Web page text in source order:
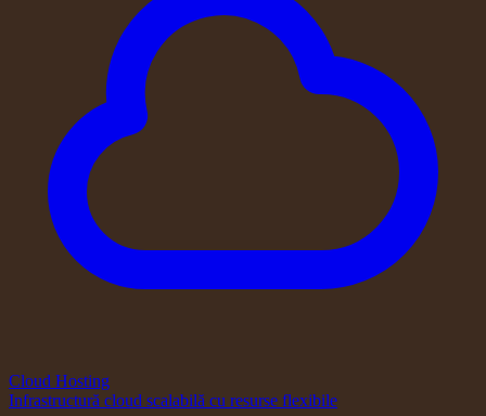
Cloud Hosting
Infrastructură cloud scalabilă cu resurse flexibile